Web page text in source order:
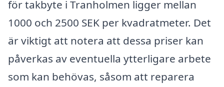
för takbyte i Tranholmen ligger mellan
1000 och 2500 SEK per kvadratmeter. Det
är viktigt att notera att dessa priser kan
påverkas av eventuella ytterligare arbete
som kan behövas, såsom att reparera